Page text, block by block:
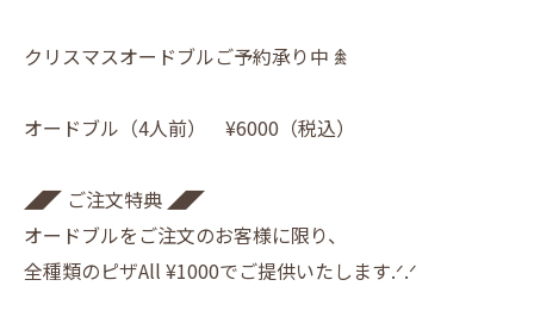
クリスマスオードブルご予約承り中 𖠰
オードブル（4人前） ¥6000（税込）
◢◤ ご注文特典 ◢◤
オードブルをご注文のお客様に限り、
全種類のピザAll ¥1000でご提供いたします.ᐟ.ᐟ